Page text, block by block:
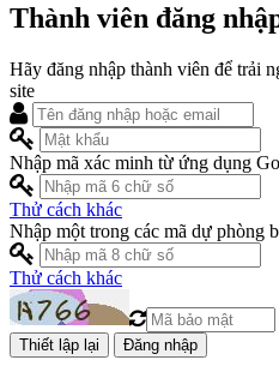
Thành viên đăng
Hãy đăng nhập thành viên để trải
site
Nhập mã xác minh từ ứng dụng
Thử cách khác
Nhập một trong các mã dự phòng
Thử cách khác
Đăng nhập